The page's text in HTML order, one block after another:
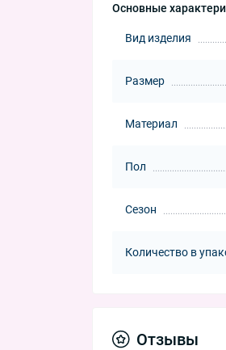
Основные
Вид изделия
Размер
Материал
Пол
Сезон
Количество в
Отзывы